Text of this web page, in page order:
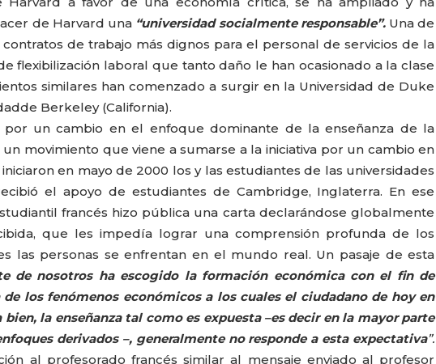
de Harvard una “universidad socialmente responsable”.Una de
de trabajo más dignos para el personal de servicios de la
flexibilización laboral que tanto daño le han ocasionado a la clase
similares han comenzado a surgir en la Universidad de Duke
Berkeley (California).
por un cambio en el enfoque dominante de la enseñanza de la
movimiento que viene a sumarse a la iniciativa por un cambio en
en mayo de 2000 los y las estudiantes de las universidades
el apoyo de estudiantes de Cambridge, Inglaterra. En ese
francés hizo pública una carta declarándose globalmente
que les impedía lograr una comprensión profunda de los
las personas se enfrentan en el mundo real. Un pasaje de esta
de nosotros ha escogido la formación económica con el fin de
los fenómenos económicos a los cuales el ciudadano de hoy en
la enseñanza tal como es expuesta –es decir en la mayor parte
derivados –, generalmente no responde a esta expectativa”.
al profesorado francés similar al mensaje enviado al profesor
CARLA PILLA